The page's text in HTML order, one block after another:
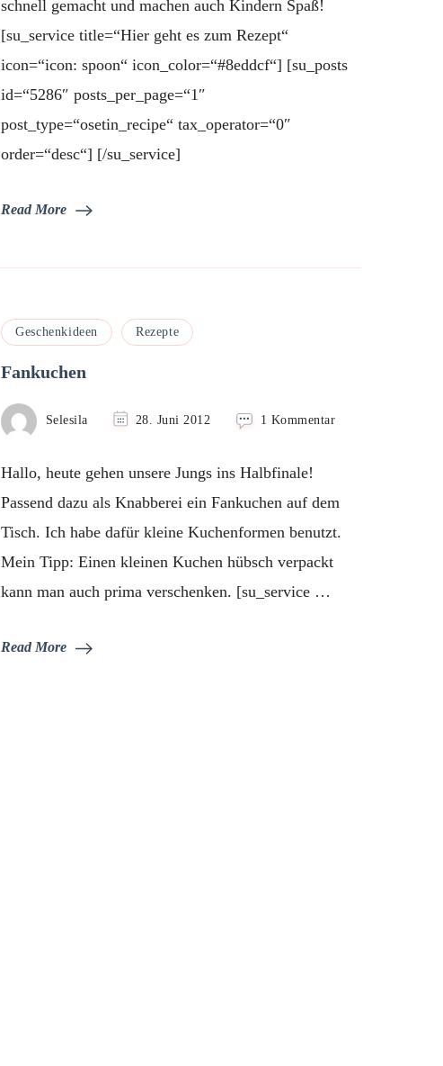
für
toll
schnell gemacht und machen auch Kindern Spaß!
[su_service title=“Hier geht es zum Rezept“
icon=“icon: spoon“ icon_color=“#8eddcf“] [su_posts
id=“5286″ posts_per_page=“1″
post_type=“osetin_recipe“ tax_operator=“0″
order=“desc“] [/su_service]
Read More
Geschenkideen Rezepte
Fankuchen
Selesila 28. Juni 2012 1 Kommentarzu
Hallo, heute gehen unsere Jungs ins Halbfinale!
Passend dazu als Knabberei ein Fankuchen auf dem
Tisch. Ich habe dafür kleine Kuchenformen benutzt.
Mein Tipp: Einen kleinen Kuchen hübsch verpackt
kann man auch prima verschenken. [su_service …
Read More